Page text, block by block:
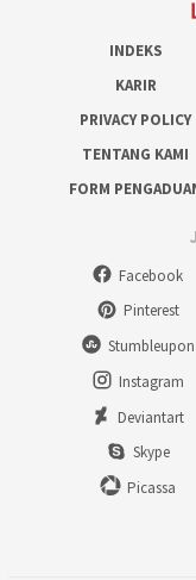
INDEKS
KARIR
PRIVACY POLICY
TENTANG KAMI
FORM
Facebook
Pinterest
Stumbleupon
Instagram
Deviantart
Skype
Picassa